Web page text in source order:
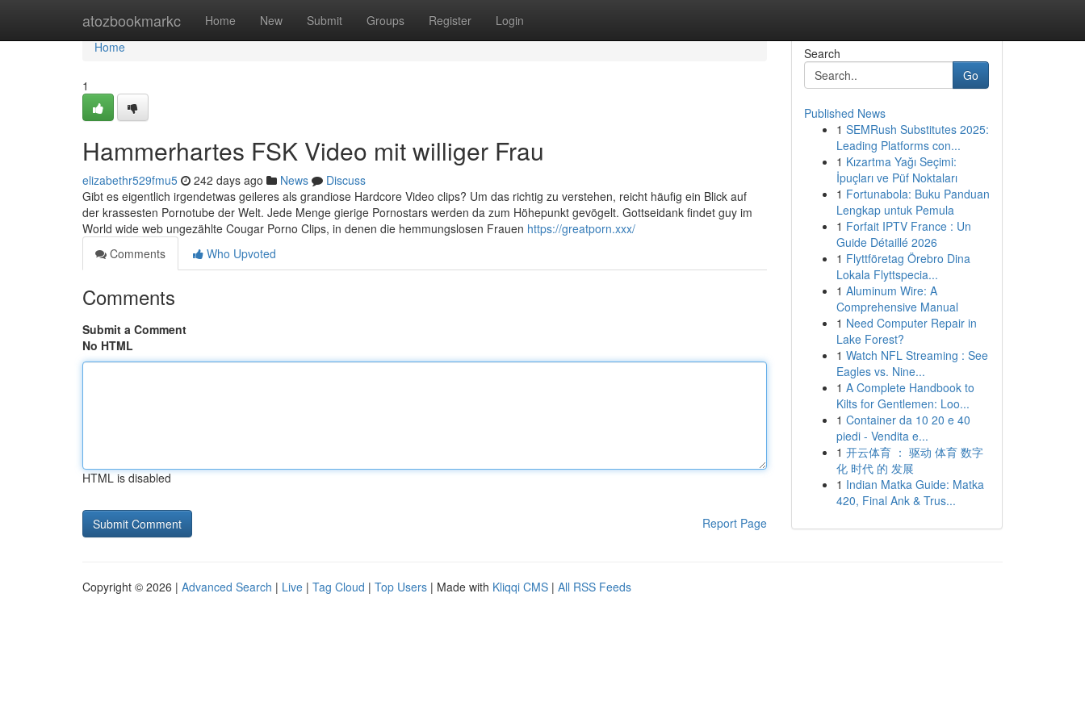
atozbookmarkc Home New Submit Groups Register Login
Home
Home
1
Hammerhartes FSK Video mit williger Frau
elizabethr529fmu5 242 days ago News
Discuss
Gibt es eigentlich irgendetwas geileres als grandiose Hardcore Video clips? Um das richtig zu verstehen, reicht häufig ein Blick auf
der krassesten Pornotube der Welt. Jede Menge gierige Pornostars werden da zum Höhepunkt gevögelt. Gottseidank findet guy im
World wide web ungezählte Cougar Porno Clips, in denen die hemmungslosen Frauen https://greatporn.xxx/
Comments
Who Upvoted
Comments
Submit a Comment
No HTML
HTML is disabled
Report Page
Search
Go
Published News
1 SEMRush Substitutes 2025:
Leading Platforms con...
1 Kızartma Yağı Seçimi:
İpuçları ve Püf Noktaları
1 Fortunabola: Buku Panduan
Lengkap untuk Pemula
1 Forfait IPTV France : Un
Guide Détaillé 2026
1 Flyttföretag Örebro Dina
Lokala Flyttspecia...
1 Aluminum Wire: A
Comprehensive Manual
1 Need Computer Repair in
Lake Forest?
1 Watch NFL Streaming : See
Eagles vs. Nine...
1 A Complete Handbook to
Kilts for Gentlemen: Loo...
1 Container da 10 20 e 40
piedi - Vendita e...
1 开云体育 ： 驱动 体育 数字
化 时代 的 发展
1 Indian Matka Guide: Matka
420, Final Ank & Trus...
Copyright © 2026 | Advanced Search | Live | Tag Cloud | Top Users | Made with Kliqqi CMS | All RSS Feeds